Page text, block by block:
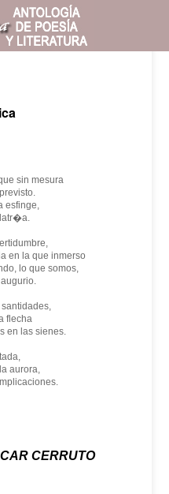
sin mesura
esfinge,
en la que inmerso
lo que somos,
flecha
en las sienes.
aurora,
CERRUTO